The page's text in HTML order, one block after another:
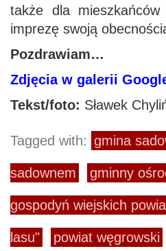
także dla
imprezę swoją
Pozdrawiam…
Zdjęcia w galerii
Tekst/foto: Sławek
Tagged with: gmina
sadownem gminny
gospodyń wiejskich
lasu" powiat węgrowski